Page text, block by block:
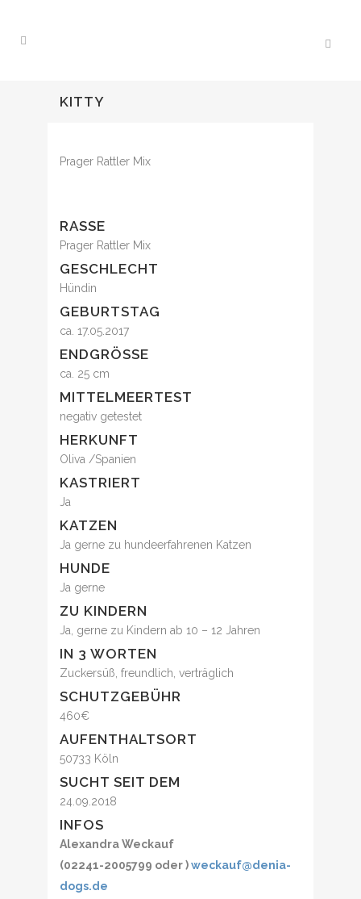
KITTY
Prager Rattler Mix
RASSE
Prager Rattler Mix
GESCHLECHT
Hündin
GEBURTSTAG
ca. 17.05.2017
ENDGRÖSSE
ca. 25 cm
MITTELMEERTEST
negativ getestet
HERKUNFT
Oliva /Spanien
KASTRIERT
Ja
KATZEN
Ja gerne zu hundeerfahrenen Katzen
HUNDE
Ja gerne
ZU KINDERN
Ja, gerne zu Kindern ab 10 – 12 Jahren
IN 3 WORTEN
Zuckersüß, freundlich, verträglich
SCHUTZGEBÜHR
460€
AUFENTHALTSORT
50733 Köln
SUCHT SEIT DEM
24.09.2018
INFOS
Alexandra Weckauf
(02241-2005799 oder )weckauf@denia-
dogs.de